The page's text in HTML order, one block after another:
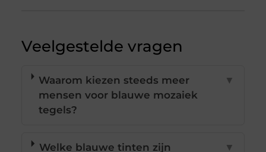
Veelgestelde vragen
Waarom kiezen steeds meer
mensen voor blauwe mozaiek
tegels?
▼
Welke blauwe tinten zijn
▼